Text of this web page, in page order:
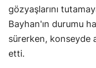
gözyaşlarını
Bayhan'ın durumu
sürerken, konseyde
etti.